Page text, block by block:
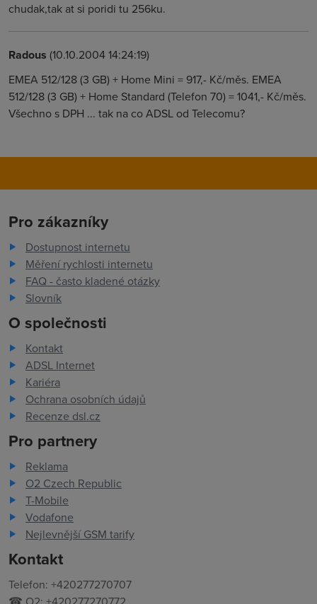
chudak,tak at si poridi tu 256ku.
Radous (10.10.2004 14:24:19)
EMEA 512/128 (3 GB) + Home Mini = 917,- Kč/měs. EMEA
512/128 (3 GB) + Home Standard (Telefon 70) = 1041,- Kč/měs.
Všechno s DPH ... tak na co ADSL od Telecomu?
Pro zákazníky
Dostupnost internetu
Měření rychlosti internetu
FAQ - často kladené otázky
Slovník
O společnosti
Kontakt
ADSL Internet
Kariéra
Ochrana osobních údajů
Recenze dsl.cz
Pro partnery
Reklama
O2 Czech Republic
T-Mobile
Vodafone
Nejlevnější GSM tarify
Kontakt
Telefon: +420277270707